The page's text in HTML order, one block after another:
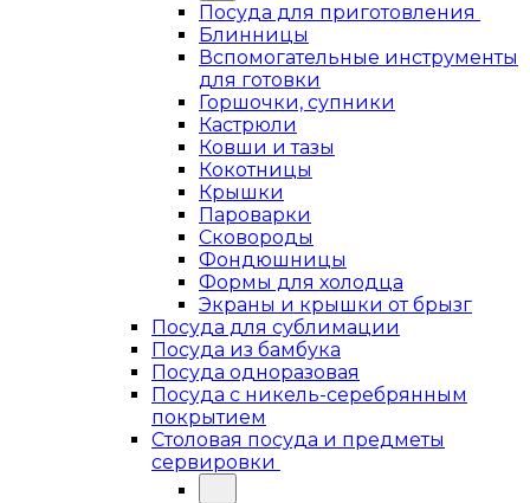
Посуда для приготовления
Блинницы
Вспомогательные инструменты
для готовки
Горшочки, супники
Кастрюли
Ковши и тазы
Кокотницы
Крышки
Пароварки
Сковороды
Фондюшницы
Формы для холодца
Экраны и крышки от брызг
Посуда для сублимации
Посуда из бамбука
Посуда одноразовая
Посуда с никель-серебрянным
покрытием
Столовая посуда и предметы
сервировки